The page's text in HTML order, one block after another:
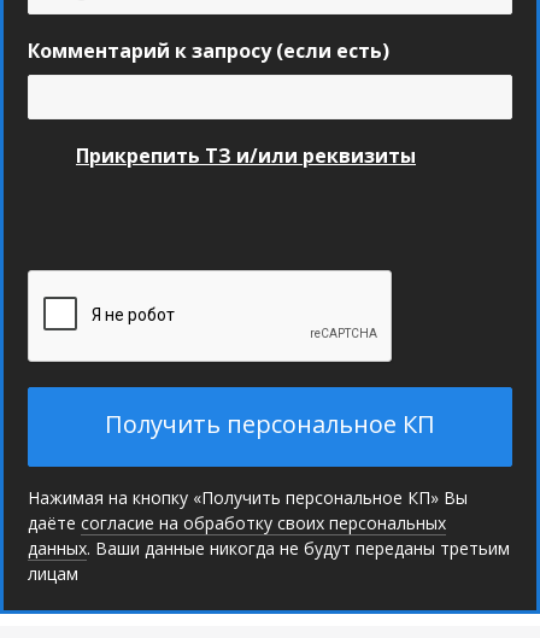
Комментарий к запросу (если есть)
Прикрепить ТЗ и/или реквизиты
Получить персональное КП
Нажимая на кнопку «Получить персональное КП» Вы
даёте согласие на обработку своих персональных
данных. Ваши данные никогда не будут переданы третьим
лицам